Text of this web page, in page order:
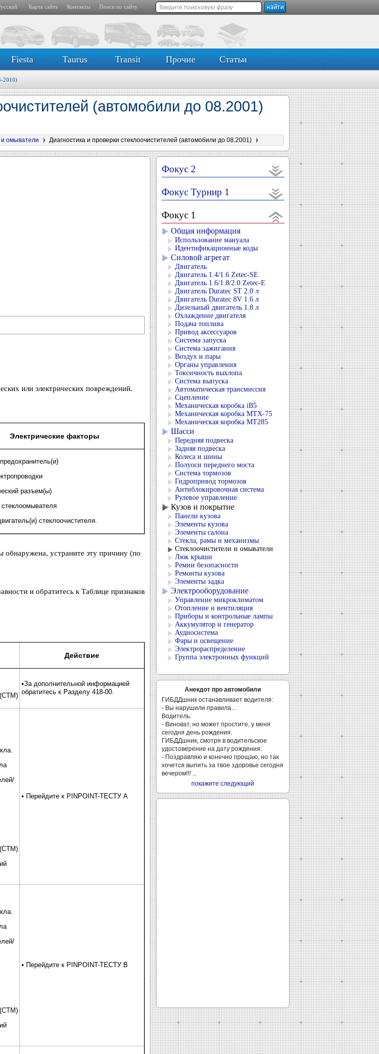
Карта сайта Контакты Поиск по сайту
Fiesta Taurus Transit Прочие Статьи
2010)
(автомобили до 08.2001)
и омыватели Диагностика и проверки стеклоочистителей (автомобили до 08.2001)
или электрических повреждений.
Электрические факторы
разъем(ы)
стеклоочистителя.
устраните эту причину (по
и обратитесь к Таблице признаков
Действие
•За дополнительной информацией
обратитесь к Разделу 418-00.
• Перейдите к PINPOINT-ТЕСТУ A
• Перейдите к PINPOINT-ТЕСТУ B
Фокус 2
Фокус Турнир 1
Фокус 1
Общая информация
Использование мануала
Идентификационные коды
Силовой агрегат
Двигатель
Двигатель 1.4/1.6 Zetec-SE
Двигатель 1.6/1.8/2.0 Zetec-E
Двигатель Duratec ST 2.0 л
Двигатель Duratec 8V 1.6 л
Дизельный двигатель 1.8 л
Охлаждение двигателя
Подача топлива
Привод аксессуаров
Система запуска
Система зажигания
Воздух и пары
Органы управления
Токсичность выхлопа
Система выпуска
Автоматическая трансмиссия
Сцепление
Механическая коробка iB5
Механическая коробка MTX-75
Механическая коробка MT285
Шасси
Передняя подвеска
Задняя подвеска
Колеса и шины
Полуоси переднего моста
Система тормозов
Гидропривод тормозов
Антиблокировочная система
Рулевое управление
Кузов и покрытие
Панели кузова
Элементы кузова
Элементы салона
Стекла, рамы и механизмы
Стеклоочистители и омыватели
Люк крыши
Ремни безопасности
Ремонты кузова
Элементы задка
Электрооборудование
Управление микроклиматом
Отопление и вентиляция
Приборы и контрольные лампы
Аккумулятор и генератор
Аудиосистема
Фары и освещение
Электрораспределение
Группа электронных функций
Анекдот про автомобили
ГИБДДшник останавливает водителя:
- Вы нарушили правила...
Водитель:
- Виноват, но может простите, у меня
сегодня день рождения.
ГИБДДшник, смотря в водительское
удостоверение на дату рождения:
- Поздравляю и конечно прощаю, но так
хочется выпить за твое здоровье сегодня
вечером!!! ...
покажите следующий